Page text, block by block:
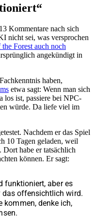
Kommentare nach sich
nicht sei, was versprochen
Forest auch noch
angekündigt in
haben,
etwa sagt: Wenn man sich
los ist, passiere bei NPC-
würde. Da liefe viel im
Nachdem er das Spiel
10 Tagen geladen, weil
habe er tatsächlich
können. Er sagt:
funktioniert, aber es
das offensichtlich wird.
kommen, denke ich,